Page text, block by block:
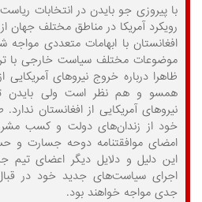
با پیروزی جو بایدن در انتخابات
رویکرد آمریکا در مناطق مختلف جهان
افغانستان با ابهامات متعددی
موضوعات مختلف سیاست خارجی با
ظاهرا درباره خروج نیروهای آمریکایی
همسو و هم نظر است ولی بایدن
نیروهای آمریکایی از افغانستان ندارد.
خود از زندان‌های دولت و کسب
امضای موافقتنامه دوحه جسارت و
این دلیل و دلایل دیگر اعضای تیم
اجرای سیاست‌های جدید خود در
جدی مواجه خواهند بود.